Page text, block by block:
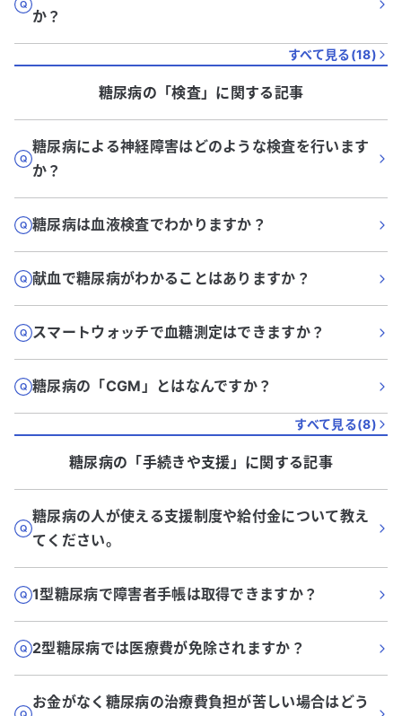
か？
すべて見る(18)
糖尿病の「検査」に関する記事
糖尿病による神経障害はどのような検査を行います
か？
糖尿病は血液検査でわかりますか？
献血で糖尿病がわかることはありますか？
スマートウォッチで血糖測定はできますか？
糖尿病の「CGM」とはなんですか？
すべて見る(8)
糖尿病の「手続きや支援 」に関する記事
糖尿病の人が使える支援制度や給付金について教え
てください。
1型糖尿病で障害者手帳は取得できますか？
2型糖尿病では医療費が免除されますか？
お金がなく糖尿病の治療費負担が苦しい場合はどう